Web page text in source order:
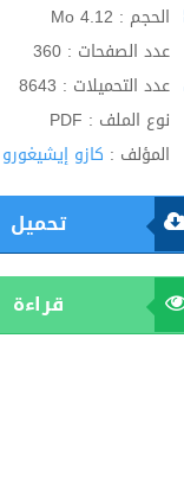
الحجم : 4.12 Mo
عدد الصفحات : 360
عدد التحميلات : 8643
نوع الملف : PDF
المؤلف : كازو إيشيغورو
تحميل
قراءة